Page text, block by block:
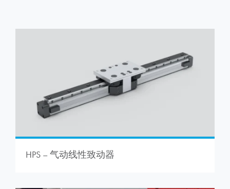
HPS – 气动线性致动器